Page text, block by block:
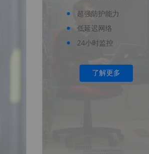
超强防护能力
低延迟网络
24小时监控
了解更多